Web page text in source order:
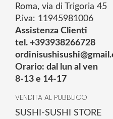
Roma, via di Trigoria 45
P.iva: 11945981006
Assistenza Clienti
tel. +393938266728
Orario: dal lun al ven
8-13 e 14-17
VENDITA AL PUBBLICO
SUSHI-SUSHI STORE